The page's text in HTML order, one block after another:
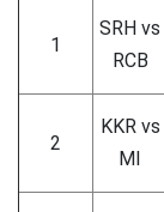
1
SRH vs
RCB
2
KKR vs
MI